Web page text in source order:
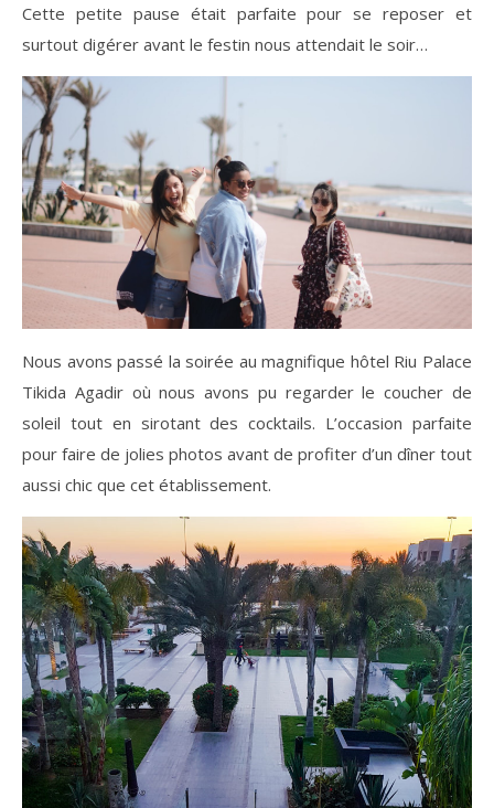
Cette petite pause était parfaite pour se reposer et
surtout digérer avant le festin nous attendait le soir…
Nous avons passé la soirée au magnifique hôtel Riu Palace
Tikida Agadir où nous avons pu regarder le coucher de
soleil tout en sirotant des cocktails. L’occasion parfaite
pour faire de jolies photos avant de profiter d’un dîner tout
aussi chic que cet établissement.